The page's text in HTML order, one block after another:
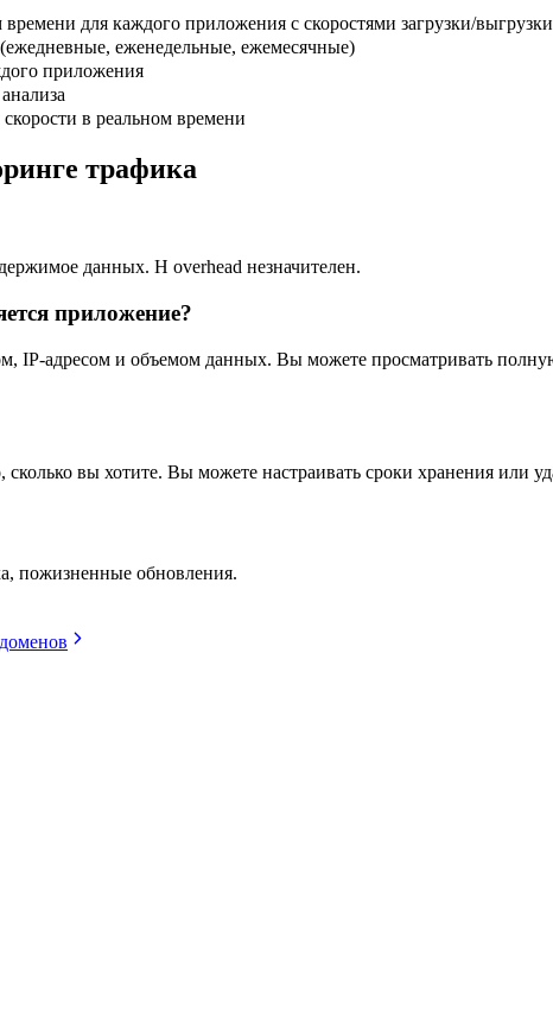
для каждого приложения с скоростями загрузки/выгрузки
еженедельные, ежемесячные)
приложения
в реальном времени
трафика
данных. Н overhead незначителен.
приложение?
IP-адресом и объемом данных. Вы можете просматривать
вы хотите. Вы можете настраивать сроки хранения или
пожизненные обновления.